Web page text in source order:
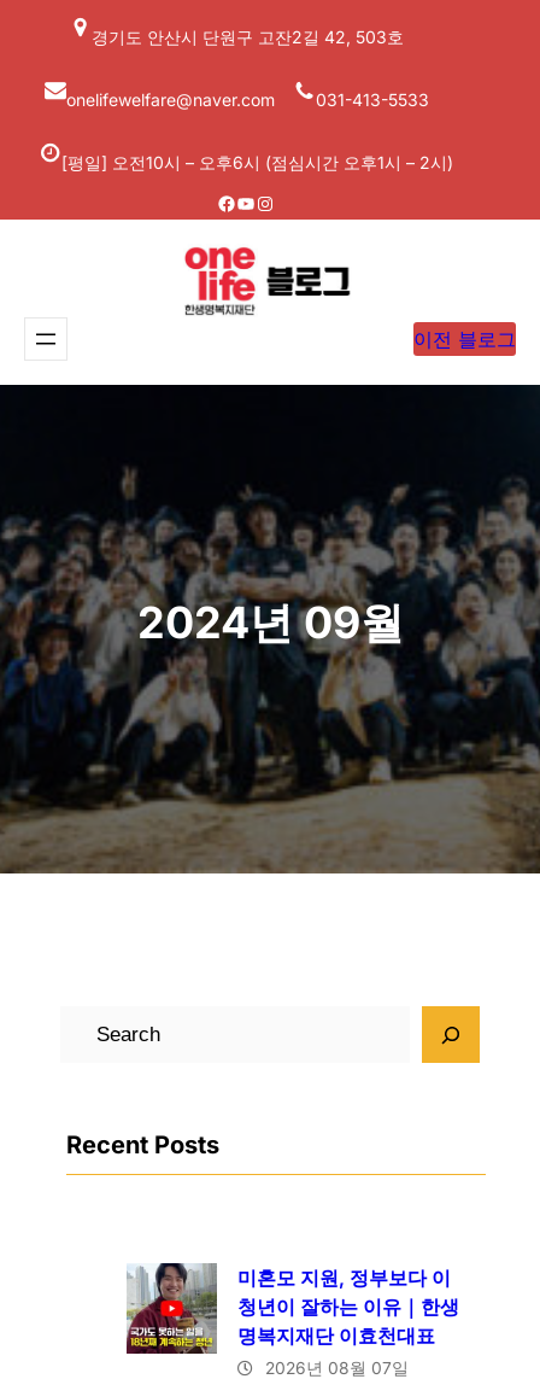
가
경기도 안산시 단원구 고잔2길 42, 503호
onelifewelfare@naver.com 031-413-5533
[평일] 오전10시 – 오후6시 (점심시간 오후1시 – 2시)
Facebook
YouTube
Instagram
이전 블로그
2024년 09월
Recent Posts
미혼모 지원, 정부보다 이
청년이 잘하는 이유｜한생
명복지재단 이효천대표
2026년 08월 07일